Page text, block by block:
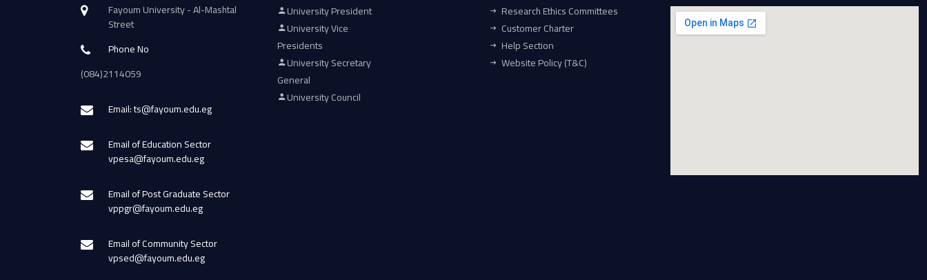
Fayoum University - Al-Mashtal
Street
Phone No
(084)2114059
Email: ts@fayoum.edu.eg
Email of Education Sector
vpesa@fayoum.edu.eg
Email of Post Graduate Sector
vppgr@fayoum.edu.eg
Email of Community Sector
vpsed@fayoum.edu.eg
University President
University Vice
Presidents
University Secretary
General
University Council
Research Ethics Committees
Customer Charter
Help Section
Website Policy (T&C)